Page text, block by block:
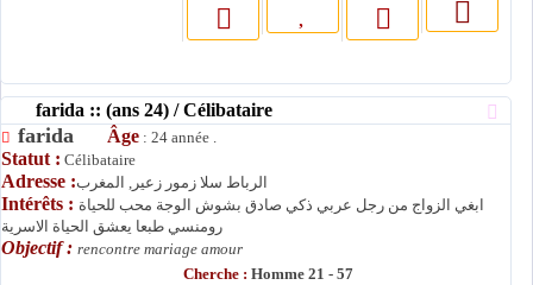
farida :: (ans 24) / Célibataire
farida Âge : 24 année .
Statut : Célibataire
Adresse :الرباط سلا زمور زعير, المغرب
Intérêts : ابغي الزواج من رجل عربي ذكي صادق بشوش الوجة محب للحياة
رومنسي طبعا يعشق الحياة الاسرية
Objectif : rencontre mariage amour
Cherche : Homme 21 - 57